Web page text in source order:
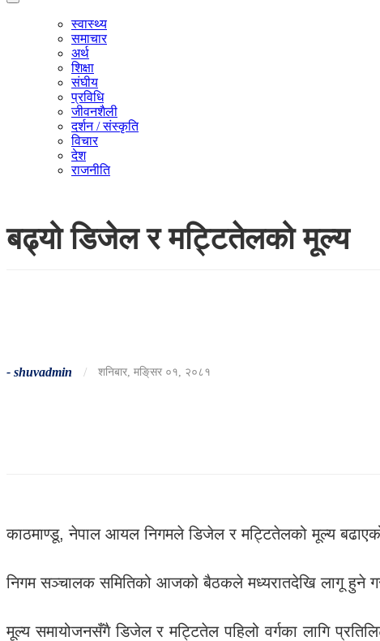
स्वास्थ्य
समाचार
अर्थ
शिक्षा
संघीय
प्रविधि
जीवनशैली
दर्शन / संस्कृति
विचार
देश
राजनीति
बढ्यो डिजेल र मट्टितेलको मूल्य
- shuvadmin / शनिबार, मङि्सर ०१, २०८१
काठमाण्डू, नेपाल आयल निगमले डिजेल र मट्टितेलको मूल्य
निगम सञ्चालक समितिको आजको बैठकले मध्यरातदेखि लागू हुने
मूल्य समायोजनसँगै डिजेल र मट्टितेल पहिलो वर्गका लागि